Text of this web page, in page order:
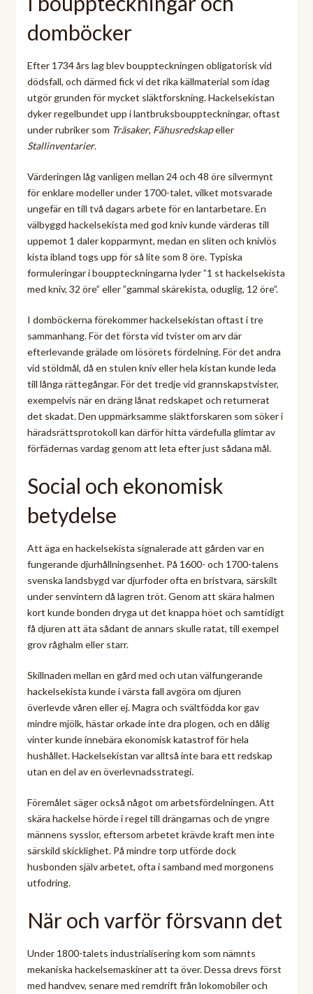
domböcker
Efter 1734 års lag blev bouppteckningen obligatorisk vid
dödsfall, och därmed fick vi det rika källmaterial som idag
utgör grunden för mycket släktforskning. Hackelsekistan
dyker regelbundet upp i lantbruksbouppteckningar, oftast
under rubriker som Träsaker, Fähusredskapeller
Stallinventarier.
Värderingen låg vanligen mellan 24 och 48 öre silvermynt
för enklare modeller under 1700-talet, vilket motsvarade
ungefär en till två dagars arbete för en lantarbetare. En
välbyggd hackelsekista med god kniv kunde värderas till
uppemot 1 daler kopparmynt, medan en sliten och knivlös
kista ibland togs upp för så lite som 8 öre. Typiska
formuleringar i bouppteckningarna lyder ”1 st hackelsekista
med kniv, 32 öre” eller ”gammal skärekista, oduglig, 12 öre”.
I domböckerna förekommer hackelsekistan oftast i tre
sammanhang. För det första vid tvister om arv där
efterlevande grälade om lösörets fördelning. För det andra
vid stöldmål, då en stulen kniv eller hela kistan kunde leda
till långa rättegångar. För det tredje vid grannskapstvister,
exempelvis när en dräng lånat redskapet och returnerat
det skadat. Den uppmärksamme släktforskaren som söker i
häradsrättsprotokoll kan därför hitta värdefulla glimtar av
förfädernas vardag genom att leta efter just sådana mål.
Social och ekonomisk
betydelse
Att äga en hackelsekista signalerade att gården var en
fungerande djurhållningsenhet. På 1600- och 1700-talens
svenska landsbygd var djurfoder ofta en bristvara, särskilt
under senvintern då lagren tröt. Genom att skära halmen
kort kunde bonden dryga ut det knappa höet och samtidigt
få djuren att äta sådant de annars skulle ratat, till exempel
grov råghalm eller starr.
Skillnaden mellan en gård med och utan välfungerande
hackelsekista kunde i värsta fall avgöra om djuren
överlevde våren eller ej. Magra och svältfödda kor gav
mindre mjölk, hästar orkade inte dra plogen, och en dålig
vinter kunde innebära ekonomisk katastrof för hela
hushållet. Hackelsekistan var alltså inte bara ett redskap
utan en del av en överlevnadsstrategi.
Föremålet säger också något om arbetsfördelningen. Att
skära hackelse hörde i regel till drängarnas och de yngre
männens sysslor, eftersom arbetet krävde kraft men inte
särskild skicklighet. På mindre torp utförde dock
husbonden själv arbetet, ofta i samband med morgonens
utfodring.
När och varför försvann det
Under 1800-talets industrialisering kom som nämnts
mekaniska hackelsemaskiner att ta över. Dessa drevs först
med handvev, senare med remdrift från lokomobiler och